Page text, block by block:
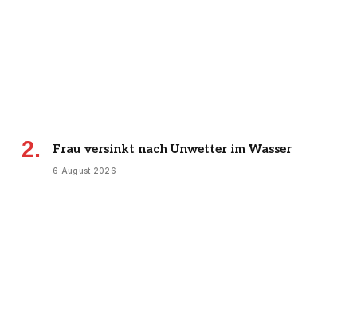
Frau versinkt nach Unwetter im Wasser
6 August 2026